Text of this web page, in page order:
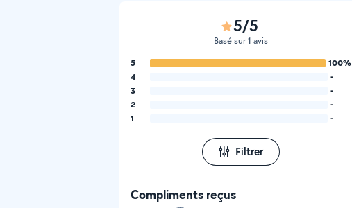
5/5
Basé sur 1 avis
5
100%
4
-
3
-
2
-
1
-
Filtrer
Compliments reçus